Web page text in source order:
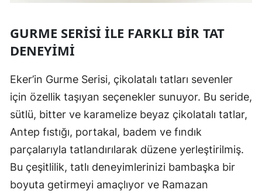
GURME SERISI ILE FARKLI BIR TAT
DENEYIMI
Eker’in Gurme Serisi, çikolatalı tatları sevenler
için özellik taşıyan seçenekler sunuyor. Bu seride,
sütlü, bitter ve karamelize beyaz çikolatalı tatlar,
Antep fıstığı, portakal, badem ve fındık
parçalarıyla tatlandırılarak düzene yerleştirilmiş.
Bu çeşitlilik, tatlı deneyimlerinizi bambaşka bir
boyuta getirmeyi amaçlıyor ve Ramazan